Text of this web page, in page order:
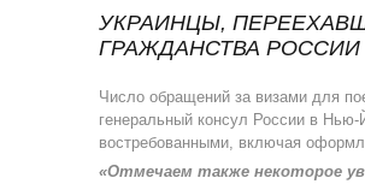
УКРАИНЦЫ,
ГРАЖДАНСТВА РОССИИ
Число обращений за визами для
генеральный консул России в Нью-
востребованными, включая
«Отмечаем также некоторое